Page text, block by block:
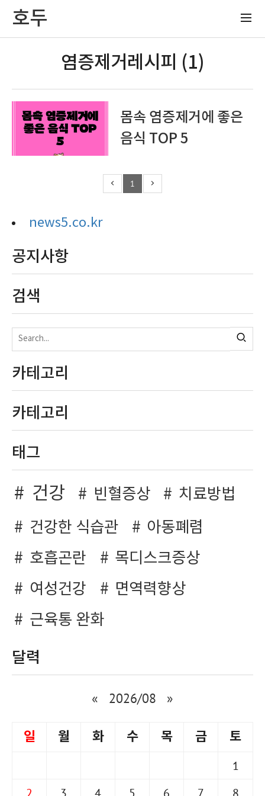
호두
염증제거레시피 (1)
몸속 염증제거에 좋은
음식 TOP 5
1
news5.co.kr
공지사항
검색
카테고리
카테고리
태그
건강 빈혈증상
치료방법
건강한 식습관
아동폐렴
호흡곤란
목디스크증상
여성건강
면역력향상
근육통 완화
달력
« 2026/08 »
일 월 화 수 목 금 토
1
2
3 4 5 6 7 8